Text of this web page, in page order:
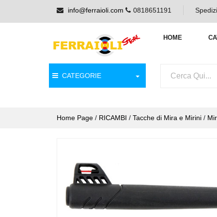
info@ferraioli.com 0818651191
HOME
CATEGORIE
Home Page / RICAMBI / Tacche di Mira e Mirini /